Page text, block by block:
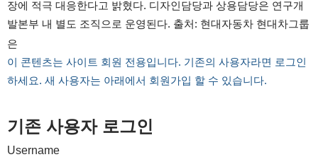
장에 적극 대응한다고 밝혔다. 디자인담당과 상용담당은 연구개
발본부 내 별도 조직으로 운영된다. 출처: 현대자동차 현대차그룹
은
이 콘텐츠는 사이트 회원 전용입니다. 기존의 사용자라면 로그인
하세요. 새 사용자는 아래에서 회원가입 할 수 있습니다.
기존 사용자 로그인
Username